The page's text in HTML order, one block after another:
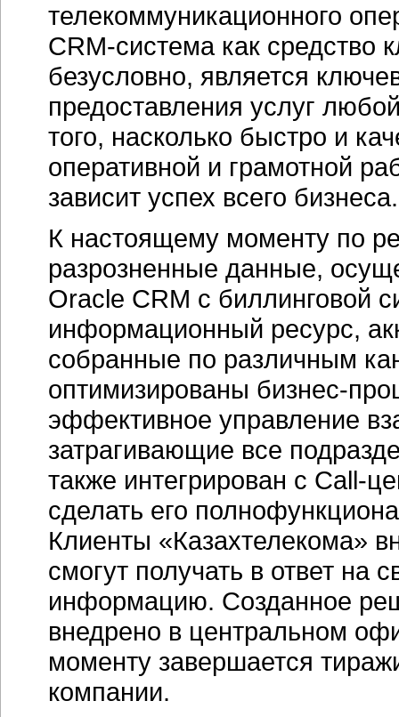
телекоммуникационного
CRM-системакак средство
безусловно, является
предоставления услуг
того, насколько быстро и
оперативной и грамотной
зависит успех всего бизнеса.
К настоящему моменту по
разрозненные данные,
Oracle CRM с биллинговой
информационный ресурс,
собранные по различным
оптимизированы бизнес-
эффективное управление
затрагивающие все
также интегрирован с Сall-
сделать его
Клиенты «Казахтелекома»
смогут получать в ответ на
информацию. Созданное
внедрено в центральном
моменту завершается
компании.